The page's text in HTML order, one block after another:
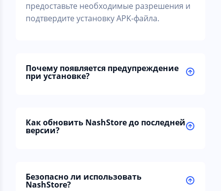
предоставьте необходимые разрешения и
подтвердите установку APK-файла.
Почему появляется предупреждение
при установке?
Как обновить NashStore до последней
версии?
Безопасно ли использовать
NashStore?